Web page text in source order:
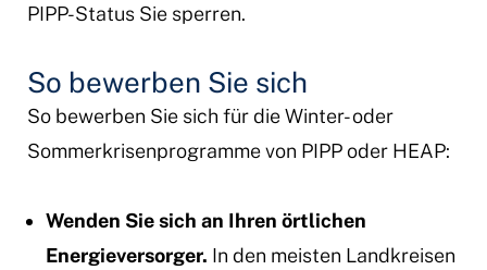
PIPP-Status Sie sperren.
So bewerben Sie sich
So bewerben Sie sich für die Winter- oder
Sommerkrisenprogramme von PIPP oder HEAP:
Wenden Sie sich an Ihren örtlichen
Energieversorger. In den meisten Landkreisen